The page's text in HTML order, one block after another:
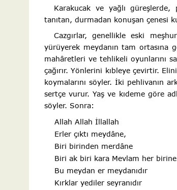
Karakucak ve yağlı
tanıtan, durmadan konuşan çenesi
Cazgırlar, genellikle eski
yürüyerek meydanın tam ortasına
mahâretleri ve tehlikeli oyunlarını
çağırır. Yönlerini kıbleye çevirtir.
koymalarını söyler. İki pehlivanın
sertçe vurur. Yaş ve kıdeme göre
söyler. Sonra:
Allah Allah İllallah
Erler çıktı meydâne,
Biri birinden merdâne
Biri ak biri kara Mevlam her
Bu meydan er meydanıdır
Kırklar yediler seyranıdır